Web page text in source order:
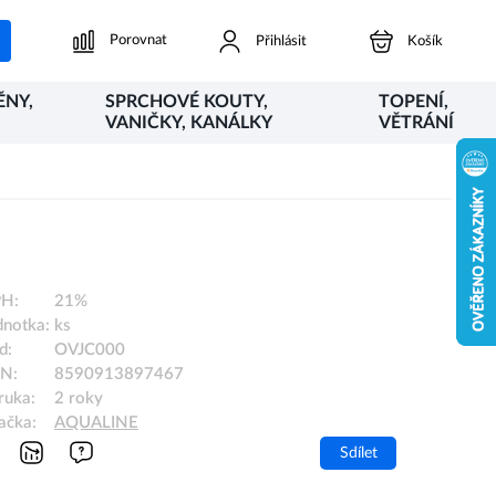
Porovnat Přihlásit Košík
SPRCHOVÉ KOUTY,
VANIČKY, KANÁLKY
TOPENÍ,
VĚTRÁNÍ
21%
ks
OVJC000
8590913897467
2 roky
AQUALINE
Sdílet